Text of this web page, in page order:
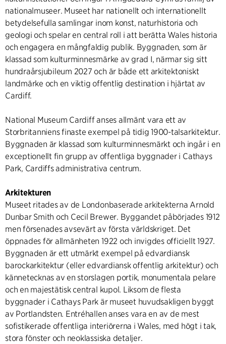
nationalmuseer. Museet har nationellt och internationellt
betydelsefulla samlingar inom konst, naturhistoria och
geologi och spelar en central roll i att berätta Wales historia
och engagera en mångfaldig publik. Byggnaden, som är
klassad som kulturminnesmärke av grad I, närmar sig sitt
hundraårsjubileum 2027 och är både ett arkitektoniskt
landmärke och en viktig offentlig destination i hjärtat av
Cardiff.
National Museum Cardiff anses allmänt vara ett av
Storbritanniens finaste exempel på tidig 1900-talsarkitektur.
Byggnaden är klassad som kulturminnesmärkt och ingår i en
exceptionellt fin grupp av offentliga byggnader i Cathays
Park, Cardiffs administrativa centrum.
Arkitekturen
Museet ritades av de Londonbaserade arkitekterna Arnold
Dunbar Smith och Cecil Brewer. Byggandet påbörjades 1912
men försenades avsevärt av första världskriget. Det
öppnades för allmänheten 1922 och invigdes officiellt 1927.
Byggnaden är ett utmärkt exempel på edvardiansk
barockarkitektur (eller edvardiansk offentlig arkitektur) och
kännetecknas av en storslagen portik, monumentala pelare
och en majestätisk central kupol. Liksom de flesta
byggnader i Cathays Park är museet huvudsakligen byggt
av Portlandsten. Entréhallen anses vara en av de mest
sofistikerade offentliga interiörerna i Wales, med högt i tak,
stora fönster och neoklassiska detaljer.